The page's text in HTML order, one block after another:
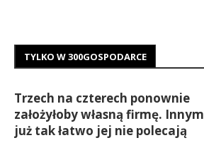
TYLKO W 300GOSPODARCE
Trzech na czterech ponownie
założyłoby własną firmę. Innym
już tak łatwo jej nie polecają